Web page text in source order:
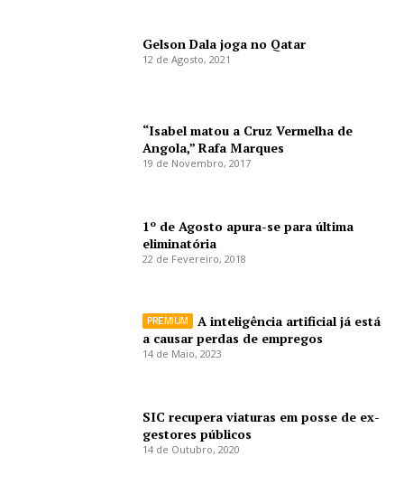
Gelson Dala joga no Qatar
12 de Agosto, 2021
“Isabel matou a Cruz Vermelha de
Angola,” Rafa Marques
19 de Novembro, 2017
1º de Agosto apura-se para última
eliminatória
22 de Fevereiro, 2018
A inteligência artificial já está
a causar perdas de empregos
14 de Maio, 2023
SIC recupera viaturas em posse de ex-
gestores públicos
14 de Outubro, 2020